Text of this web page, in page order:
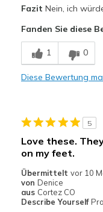
Sizing
View On Shoes
Sizing
Fazit Nein, ich
Fanden Sie diese
1 0
Diese Bewertung
5
Love these.
on my feet.
Übermittelt vor 10
von Denice
aus Cortez CO
Describe Yourself